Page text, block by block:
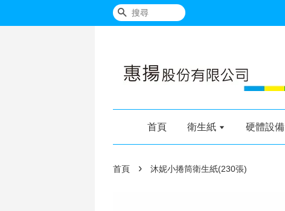
搜尋
首頁 衛生紙 硬體設備
首頁 › 沐妮小捲筒衛生紙(230張)